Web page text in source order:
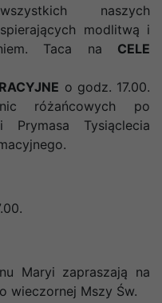
naszych
modlitwą i
Taca na CELE
o godz. 17.00.
różańcowych po
Tysiąclecia
Maryi zapraszają na
wieczornej Mszy Św.